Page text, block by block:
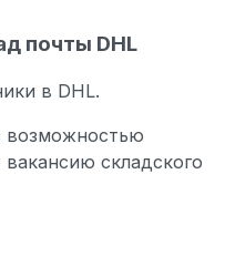
почты DHL
в DHL.
возможностью
вакансию складского